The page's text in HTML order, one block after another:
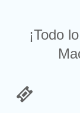
¡Todo